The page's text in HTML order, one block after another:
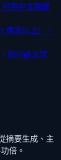
可用中文關鍵
億筆以上），
期刊論文架
摘要生成、主
倍。